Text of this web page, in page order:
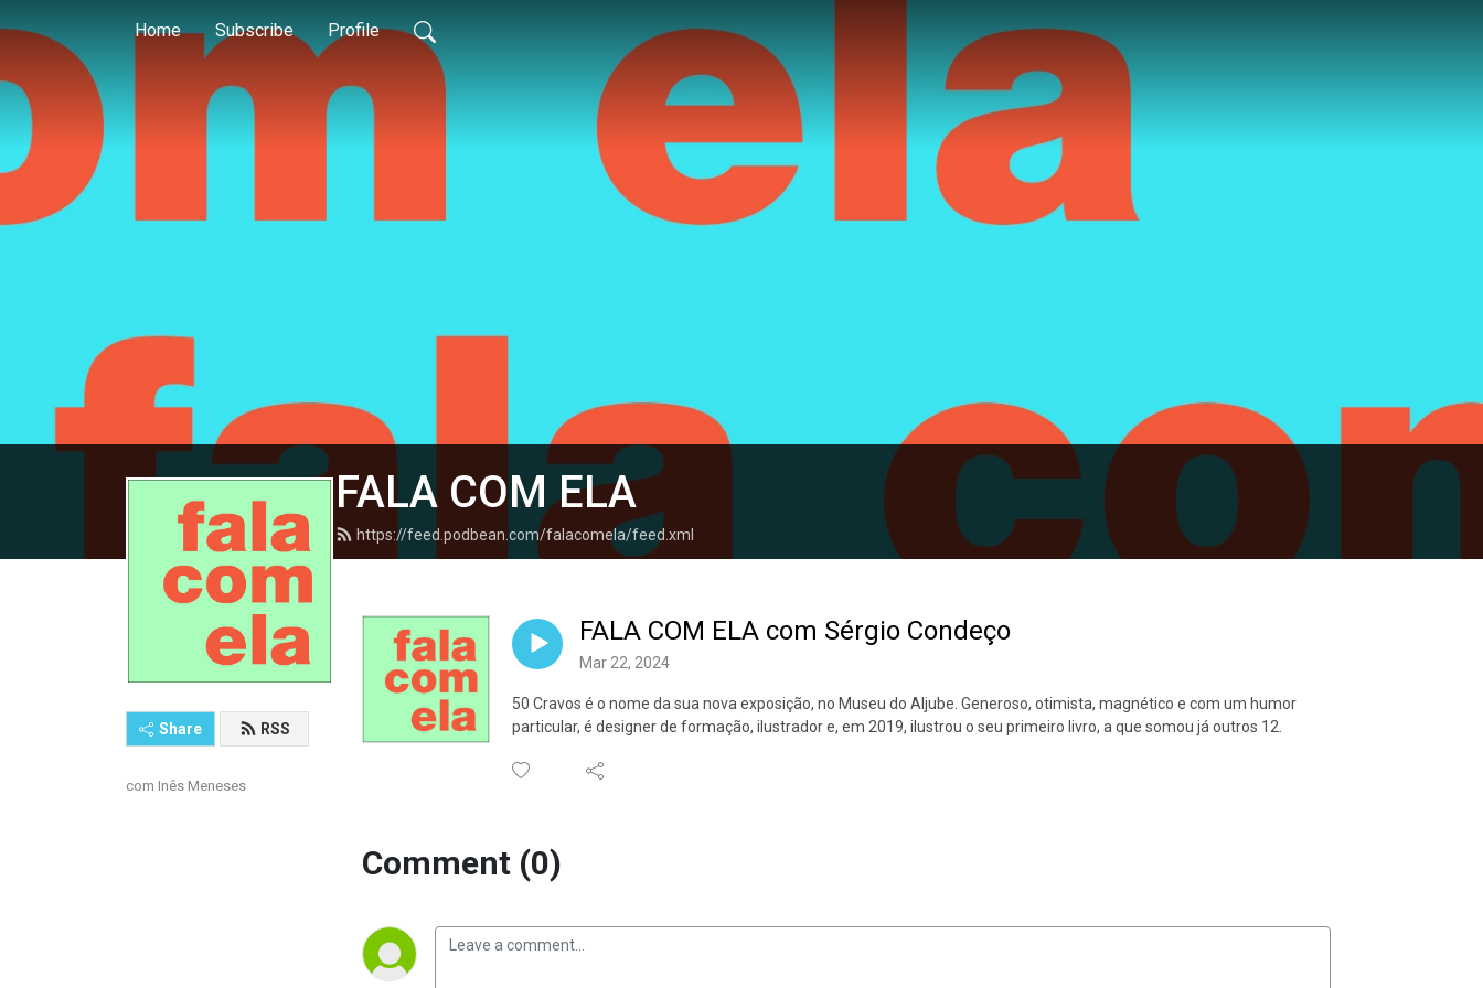
Home Subscribe Profile
FALA COM ELA
https://feed.podbean.com/falacomela/feed.xml
Share RSS
com Inês Meneses
FALA COM ELA com Sérgio Condeço
Mar 22, 2024
50 Cravos é o nome da sua nova exposição, no Museu do Aljube. Generoso, otimista, magnético e com um humor
particular, é designer de formação, ilustrador e, em 2019, ilustrou o seu primeiro livro, a que somou já outros 12.
Comment (0)